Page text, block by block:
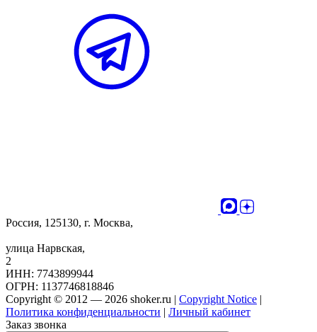
Россия, 125130, г. Москва,
улица Нарвская,
2
ИНН: 7743899944
ОГРН: 1137746818846
Copyright © 2012 — 2026 shoker.ru | Copyright Notice |
Политика конфиденциальности | Личный кабинет
Заказ звонка